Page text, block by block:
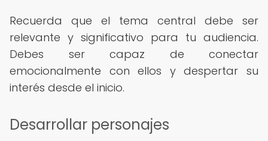
Recuerda que el tema central debe ser
relevante y significativo para tu audiencia.
Debes ser capaz de conectar
emocionalmente con ellos y despertar su
interés desde el inicio.
Desarrollar personajes